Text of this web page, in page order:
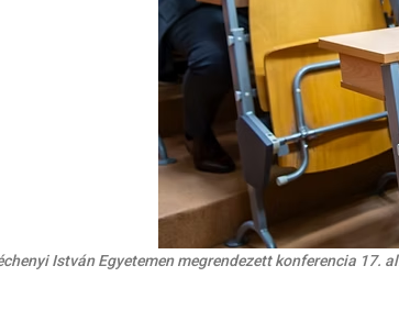
István Egyetemen megrendezett konferencia